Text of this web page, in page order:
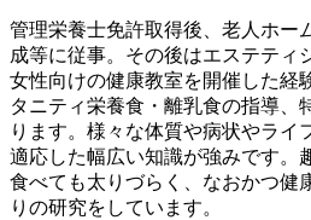
管理栄養士免許取得後、老人ホー
成等に従事。その後はエステティ
女性向けの健康教室を開催した経
タニティ栄養食・離乳食の指導、
ります。様々な体質や病状やライ
適応した幅広い知識が強みです。
食べても太りづらく、なおかつ健
りの研究をしています。